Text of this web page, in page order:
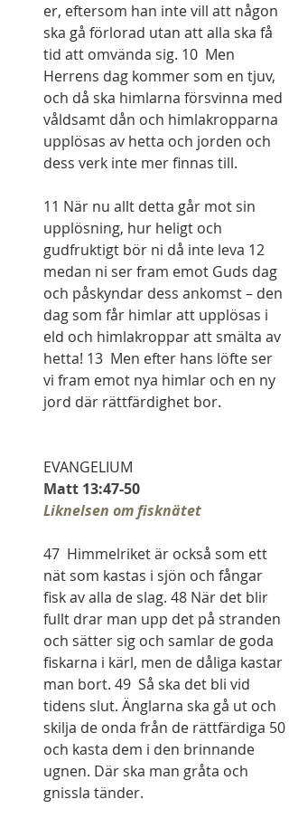
er, eftersom han inte vill att någon
ska gå förlorad utan att alla ska få
tid att omvända sig. 10  Men
Herrens dag kommer som en tjuv,
och då ska himlarna försvinna med
våldsamt dån och himlakropparna
upplösas av hetta och jorden och
dess verk inte mer finnas till.
11 När nu allt detta går mot sin
upplösning, hur heligt och
gudfruktigt bör ni då inte leva 12
medan ni ser fram emot Guds dag
och påskyndar dess ankomst – den
dag som får himlar att upplösas i
eld och himlakroppar att smälta av
hetta! 13  Men efter hans löfte ser
vi fram emot nya himlar och en ny
jord där rättfärdighet bor.
EVANGELIUM
Matt 13:47-50
Liknelsen om fisknätet
47  Himmelriket är också som ett
nät som kastas i sjön och fångar
fisk av alla de slag. 48 När det blir
fullt drar man upp det på stranden
och sätter sig och samlar de goda
fiskarna i kärl, men de dåliga kastar
man bort. 49  Så ska det bli vid
tidens slut. Änglarna ska gå ut och
skilja de onda från de rättfärdiga 50
och kasta dem i den brinnande
ugnen. Där ska man gråta och
gnissla tänder.